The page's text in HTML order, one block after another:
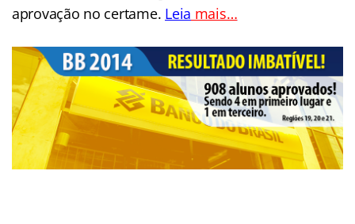
aprovação no certame. Leia mais…